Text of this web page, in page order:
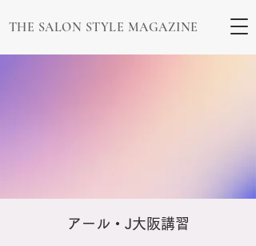
THE SALON STYLE MAGAZINE
アール・J大阪講習